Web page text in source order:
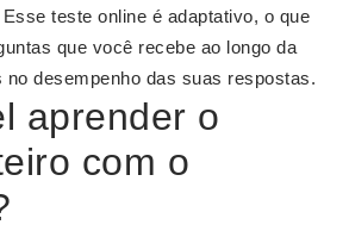
Esse teste online é adaptativo, o que
que você recebe ao longo da
no desempenho das suas respostas.
aprender o
com o